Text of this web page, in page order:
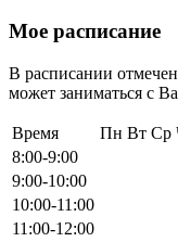
Мое расписание
В расписании
может заниматься с
Время Пн Вт Ср
8:00-9:00
9:00-10:00
10:00-11:00
11:00-12:00